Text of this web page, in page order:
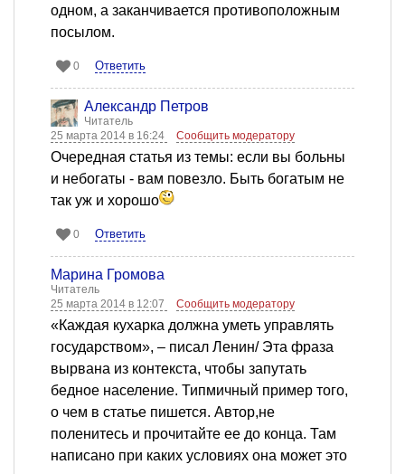
одном, а заканчивается противоположным
посылом.
0 Ответить
Александр Петров
Читатель
25 марта 2014 в 16:24
Сообщить модератору
Очередная статья из темы: если вы больны
и небогаты - вам повезло. Быть богатым не
так уж и хорошо
0 Ответить
Марина Громова
Читатель
25 марта 2014 в 12:07
Сообщить модератору
«Каждая кухарка должна уметь управлять
государством», – писал Ленин/ Эта фраза
вырвана из контекста, чтобы запутать
бедное население. Типмичный пример того,
о чем в статье пишется. Автор,не
поленитесь и прочитайте ее до конца. Там
написано при каких условиях она может это